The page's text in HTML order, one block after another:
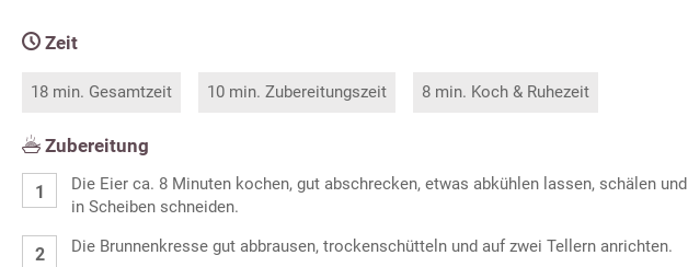
Zeit
18 min. Gesamtzeit 10 min. Zubereitungszeit 8 min. Koch & Ruhezeit
Zubereitung
Die Eier ca. 8 Minuten kochen, gut abschrecken, etwas abkühlen lassen, schälen und
in Scheiben schneiden.
Die Brunnenkresse gut abbrausen, trockenschütteln und auf zwei Tellern anrichten.